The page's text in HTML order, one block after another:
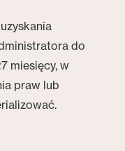
do
miesięcy, w
praw lub